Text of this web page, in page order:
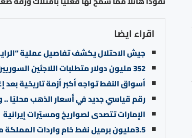
اقراء ايضا
جيش الاحتلال يكشف تفاصيل عملية
352 مليون دولار متطلبات اللاجئين السوريين
أسواق النفط تواجه أكبر أزمة تاريخية بعد
رقم قياسي جديد في أسعار الذهب محليًا .. وغرام 21 بـ
الإمارات تتصدى لصواريخ ومسيّرات إيرانية
3.5مليون برميل نفط خام واردات المملكة من العراق العام الماضي